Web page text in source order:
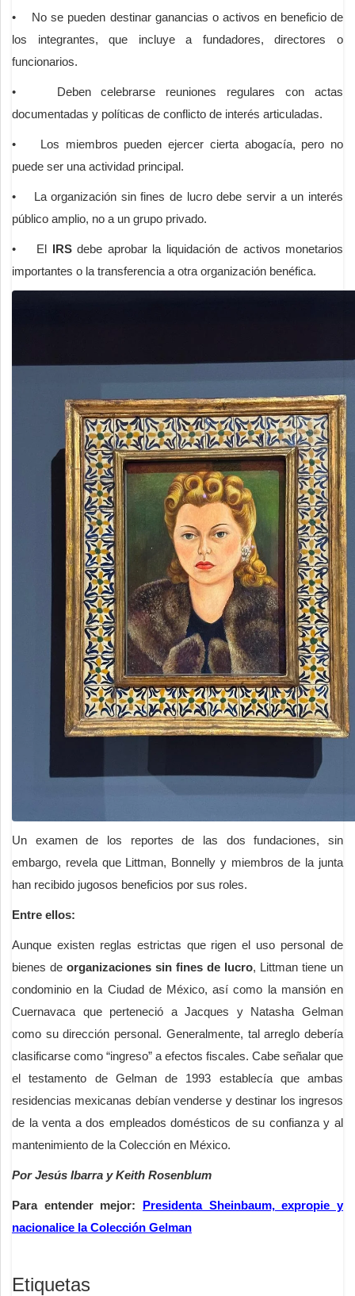
• No se pueden destinar ganancias o activos en beneficio de
los integrantes, que incluye a fundadores, directores o
funcionarios.
• Deben celebrarse reuniones regulares con actas
documentadas y políticas de conflicto de interés articuladas.
• Los miembros pueden ejercer cierta abogacía, pero no
puede ser una actividad principal.
• La organización sin fines de lucro debe servir a un interés
público amplio, no a un grupo privado.
• El IRSdebe aprobar la liquidación de activos monetarios
importantes o la transferencia a otra organización benéfica.
Un examen de los reportes de las dos fundaciones, sin
embargo, revela que Littman, Bonnelly y miembros de la junta
han recibido jugosos beneficios por sus roles.
Entre ellos:
Aunque existen reglas estrictas que rigen el uso personal de
bienes de organizaciones sin fines de lucro, Littman tiene un
condominio en la Ciudad de México, así como la mansión en
Cuernavaca que perteneció a Jacques y Natasha Gelman
como su dirección personal. Generalmente, tal arreglo debería
clasificarse como “ingreso” a efectos fiscales. Cabe señalar que
el testamento de Gelman de 1993 establecía que ambas
residencias mexicanas debían venderse y destinar los ingresos
de la venta a dos empleados domésticos de su confianza y al
mantenimiento de la Colección en México.
Por Jesús Ibarra y Keith Rosenblum
Para entender mejor: Presidenta Sheinbaum, expropie y
nacionalice la Colección Gelman
Etiquetas